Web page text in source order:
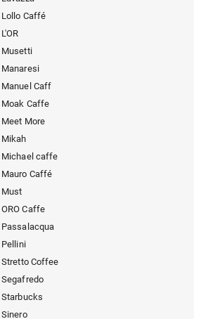
Lollo Caffé
L'OR
Musetti
Manaresi
Manuel Caff
Moak Caffe
Meet More
Mikah
Michael caffe
Mauro Caffé
Must
ORO Caffe
Passalacqua
Pellini
Stretto Coffee
Segafredo
Starbucks
Sinero